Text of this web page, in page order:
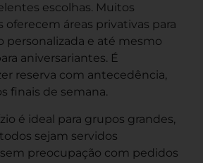
escolhas. Muitos
áreas privativas para
personalizada e até mesmo
aniversariantes. É
reserva com antecedência,
finais de semana.
é ideal para grupos grandes,
sejam servidos
preocupação com pedidos